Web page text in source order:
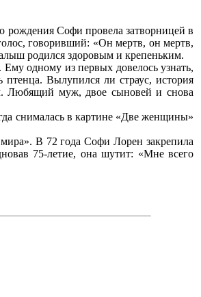
рождения Софи провела затворницей в
говоривший: «Он мертв, он мертв,
родился здоровым и крепеньким.
одному из первых довелось узнать,
птенца. Вылупился ли страус, история
Любящий муж, двое сыновей и снова
снималась в картине «Две женщины»
В 72 года Софи Лорен закрепила
75-летие, она шутит: «Мне всего